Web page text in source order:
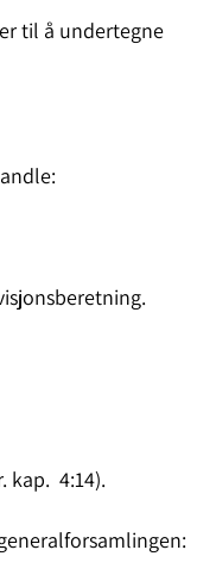
til å undertegne
kap. 4:14).